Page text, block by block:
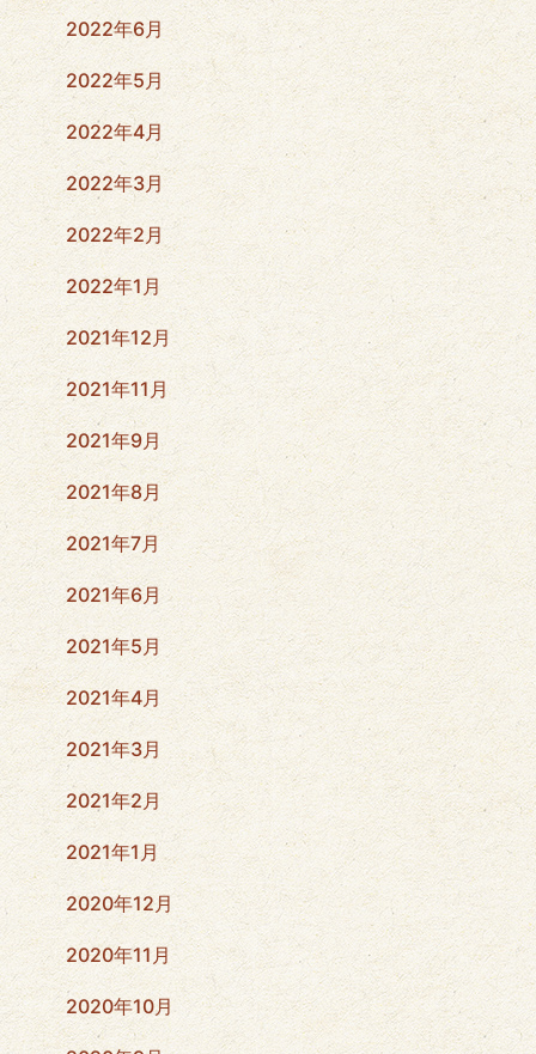
2022年6月
2022年5月
2022年4月
2022年3月
2022年2月
2022年1月
2021年12月
2021年11月
2021年9月
2021年8月
2021年7月
2021年6月
2021年5月
2021年4月
2021年3月
2021年2月
2021年1月
2020年12月
2020年11月
2020年10月